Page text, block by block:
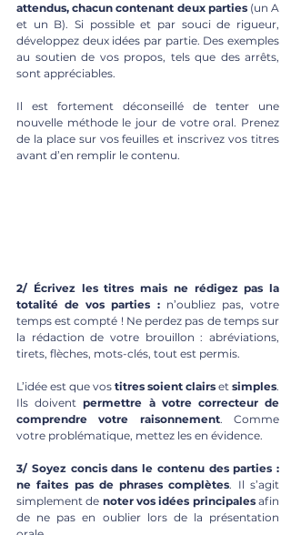
attendus, chacun contenant deux parties (un A
et un B). Si possible et par souci de rigueur,
développez deux idées par partie. Des exemples
au soutien de vos propos, tels que des arrêts,
sont appréciables.
Il est fortement déconseillé de tenter une
nouvelle méthode le jour de votre oral. Prenez
de la place sur vos feuilles et inscrivez vos titres
avant d’en remplir le contenu.
2/ Écrivez les titres mais ne rédigez pas la
totalité de vos parties : n’oubliez pas, votre
temps est compté ! Ne perdez pas de temps sur
la rédaction de votre brouillon : abréviations,
tirets, flèches, mots-clés, tout est permis.
L’idée est que vos titres soient clairs et simples.
Ils doivent permettre à votre correcteur de
comprendre votre raisonnement. Comme
votre problématique, mettez les en évidence.
3/ Soyez concis dans le contenu des parties :
ne faites pas de phrases complètes. Il s’agit
simplement de noter vos idées principales afin
de ne pas en oublier lors de la présentation